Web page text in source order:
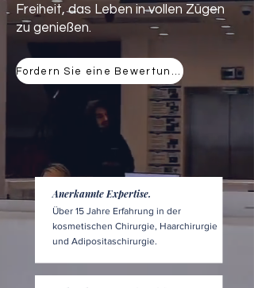
Freiheit, das Leben in vollen Zügen
zu genießen.
Anerkannte Expertise.
Über 15 Jahre Erfahrung in der
kosmetischen Chirurgie, Haarchirurgie
und Adipositaschirurgie.